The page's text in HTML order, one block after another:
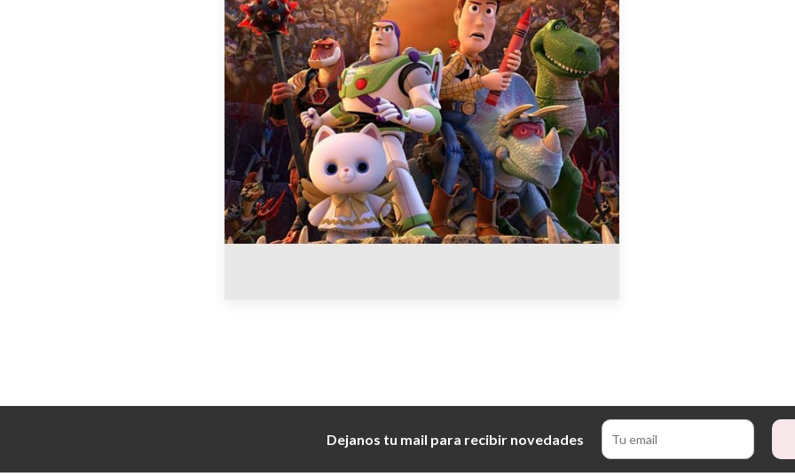
Dejanos tu mail para recibir novedades